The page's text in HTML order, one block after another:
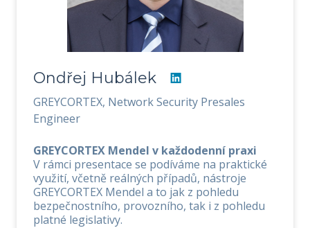
Ondřej Hubálek
GREYCORTEX, Network Security Presales
Engineer
GREYCORTEX Mendel v každodenní praxi
V rámci presentace se podíváme na praktické
využití, včetně reálných případů, nástroje
GREYCORTEX Mendel a to jak z pohledu
bezpečnostního, provozního, tak i z pohledu
platné legislativy.